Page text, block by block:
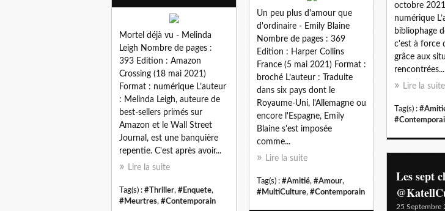
octobre
numérique
bibliophage
c'est à force
grâce aux
rencontrées...
Lire la suite
Tag(s) :
Un peu plus d'amour que
d'ordinaire - Emily Blaine
Nombre de pages : 369
Edition : Harper Collins
France (5 mai 2021) Format :
broché L’auteur : Traduite
dans six pays dont le
Royaume-Uni, l'Allemagne ou
encore l'Espagne, Emily
Blaine s'est imposée
comme...
Lire la suite
Tag(s) : #Amitié, #Amour,
#MultiCulture, #Contemporain
Mortel déjà vu - Melinda
Leigh Nombre de pages :
393 Edition : Amazon
Crossing (18 mai 2021)
Format : numérique L’auteur
: Melinda Leigh, auteure de
best-sellers primés sur
Amazon et le Wall Street
Journal, est une banquière
repentie. C'est après avoir...
Lire la suite
Tag(s) : #Thriller, #Enquete,
#Meurtres, #Contemporain
Les sept
25 Septembre